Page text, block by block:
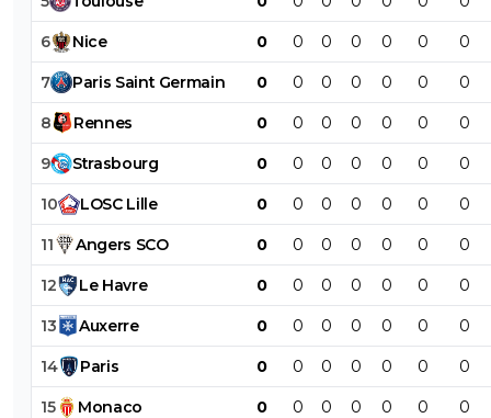
6 Nice 0 0 0 0 0 0 0
7 Paris Saint Germain 0 0 0 0 0 0 0
8 Rennes 0 0 0 0 0 0 0
9 Strasbourg 0 0 0 0 0 0 0
10 LOSC Lille 0 0 0 0 0 0 0
11 Angers SCO 0 0 0 0 0 0 0
12 Le Havre 0 0 0 0 0 0 0
13 Auxerre 0 0 0 0 0 0 0
14 Paris 0 0 0 0 0 0 0
15 Monaco 0 0 0 0 0 0 0